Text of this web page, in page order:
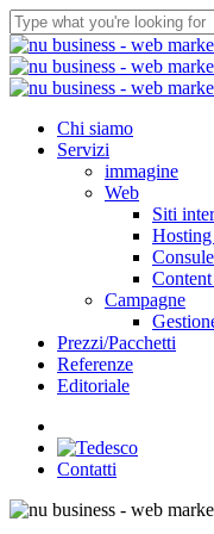
Skip
to
main
content
Close
Search
Menu
Chi siamo
Servizi
immagine
Web
Siti
Campagne
Prezzi/Pacchetti
Referenze
Editoriale
Contatti